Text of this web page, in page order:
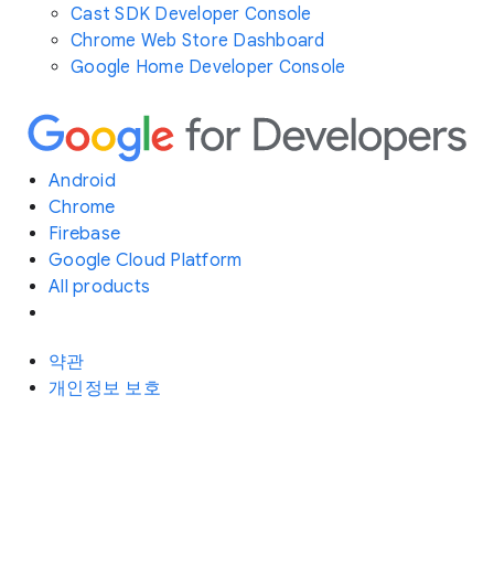
Cast SDK Developer Console
Chrome Web Store Dashboard
Google Home Developer Console
Android
Chrome
Firebase
Google Cloud Platform
All products
약관
개인정보 보호